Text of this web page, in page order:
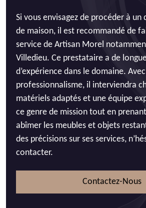
Si vous envisagez de procéder à
de maison, il est recommandé de
service de Artisan Morel
Villedieu. Ce prestataire a de
d’expérience dans le domaine. Avec
professionnalisme, il interviendra
matériels adaptés et une équipe
ce genre de mission tout en
abîmer les meubles et objets
des précisions sur ses services,
contacter.
Contactez-Nous